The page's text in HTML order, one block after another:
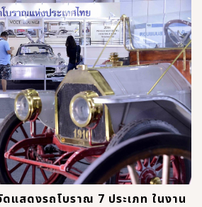
แสดงรถโบราณ 7 ประเภท ในงาน